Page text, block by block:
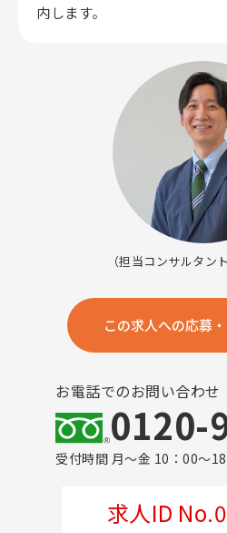
内します。
（担当コンサルタン
この求人への応募
お電話でのお問い合わせ
0120-
受付時間 月～金 10：00～
求人ID